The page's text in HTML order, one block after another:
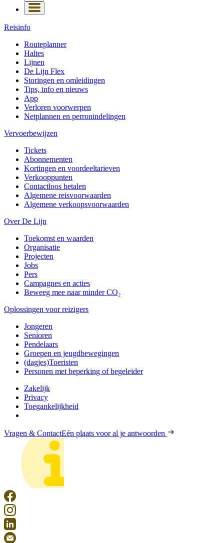
Reisinfo
Routeplanner
Haltes
Lijnen
De Lijn Flex
Storingen en omleidingen
Tips, info en nieuws
App
Verloren voorwerpen
Netplannen en perronindelingen
Vervoerbewijzen
Tickets
Abonnementen
Kortingen en voordeeltarieven
Verkooppunten
Contactloos betalen
Algemene reisvoorwaarden
Algemene verkoopsvoorwaarden
Over De Lijn
Toekomst en waarden
Organisatie
Projecten
Jobs
Pers
Campagnes en acties
Beweeg mee naar minder CO₂
Oplossingen voor reizigers
Jongeren
Senioren
Pendelaars
Groepen en jeugdbewegingen
(dagjes)Toeristen
Personen met beperking of begeleider
Zakelijk
Privacy
Toegankelijkheid
Vragen & ContactEén plaats voor al je antwoorden